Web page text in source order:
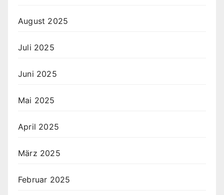
August 2025
Juli 2025
Juni 2025
Mai 2025
April 2025
März 2025
Februar 2025